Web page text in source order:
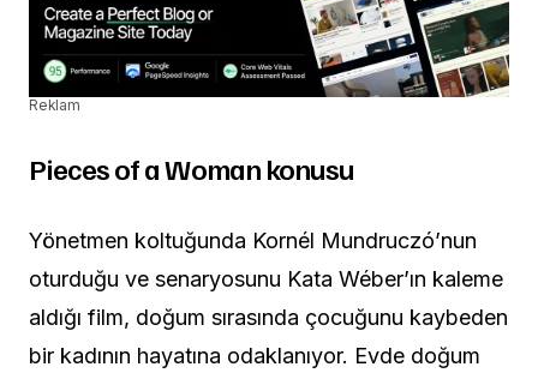
Reklam
Pieces of a Woman konusu
Yönetmen koltuğunda Kornél Mundruczó’nun
oturduğu ve senaryosunu Kata Wéber’ın kaleme
aldığı film, doğum sırasında çocuğunu kaybeden
bir kadının hayatına odaklanıyor. Evde doğum